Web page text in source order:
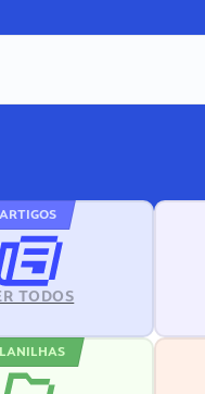
ARTIGOS
TODOS